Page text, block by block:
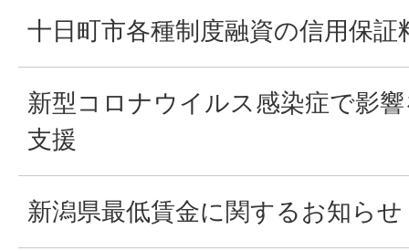
十日町市各種制度融資の信用保証
新型コロナウイルス感染症で影
支援
新潟県最低賃金に関するお知らせ